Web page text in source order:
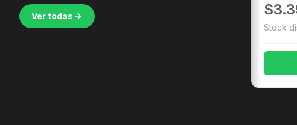
Ver todas
Stock